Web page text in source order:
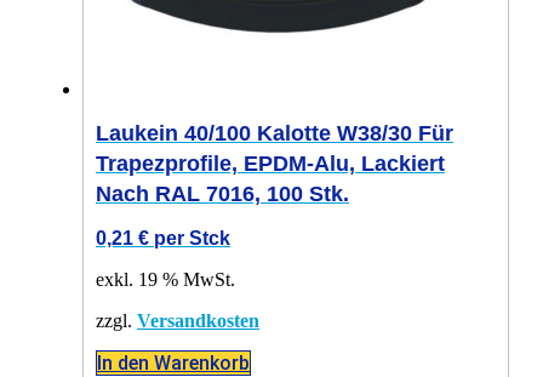
Laukein 40/100 Kalotte W38/30 Für
Trapezprofile, EPDM-Alu, Lackiert
Nach RAL 7016, 100 Stk.
0,21 € per Stck
exkl. 19 % MwSt.
zzgl. Versandkosten
In den Warenkorb